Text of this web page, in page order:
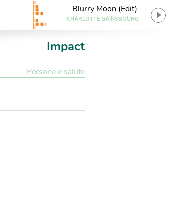
Blurry Moon (Edit)
CHARLOTTE GAINSBOURG
Impact
Persone e salute